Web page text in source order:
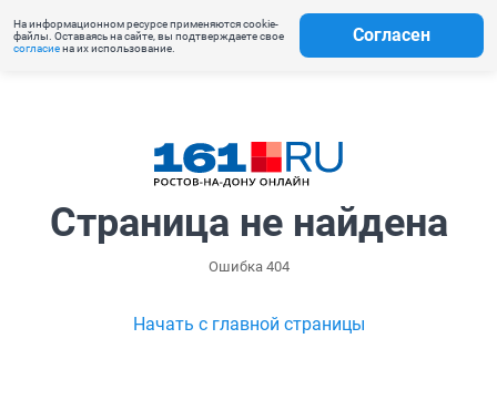
На информационном ресурсе применяются cookie-
файлы. Оставаясь на сайте, вы подтверждаете свое
согласиена их использование.
Согласен
Страница не найдена
Ошибка 404
Начать с главной страницы